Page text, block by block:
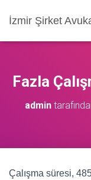
İzmir Şirket
Fazla
admin
Çalışma süresi,